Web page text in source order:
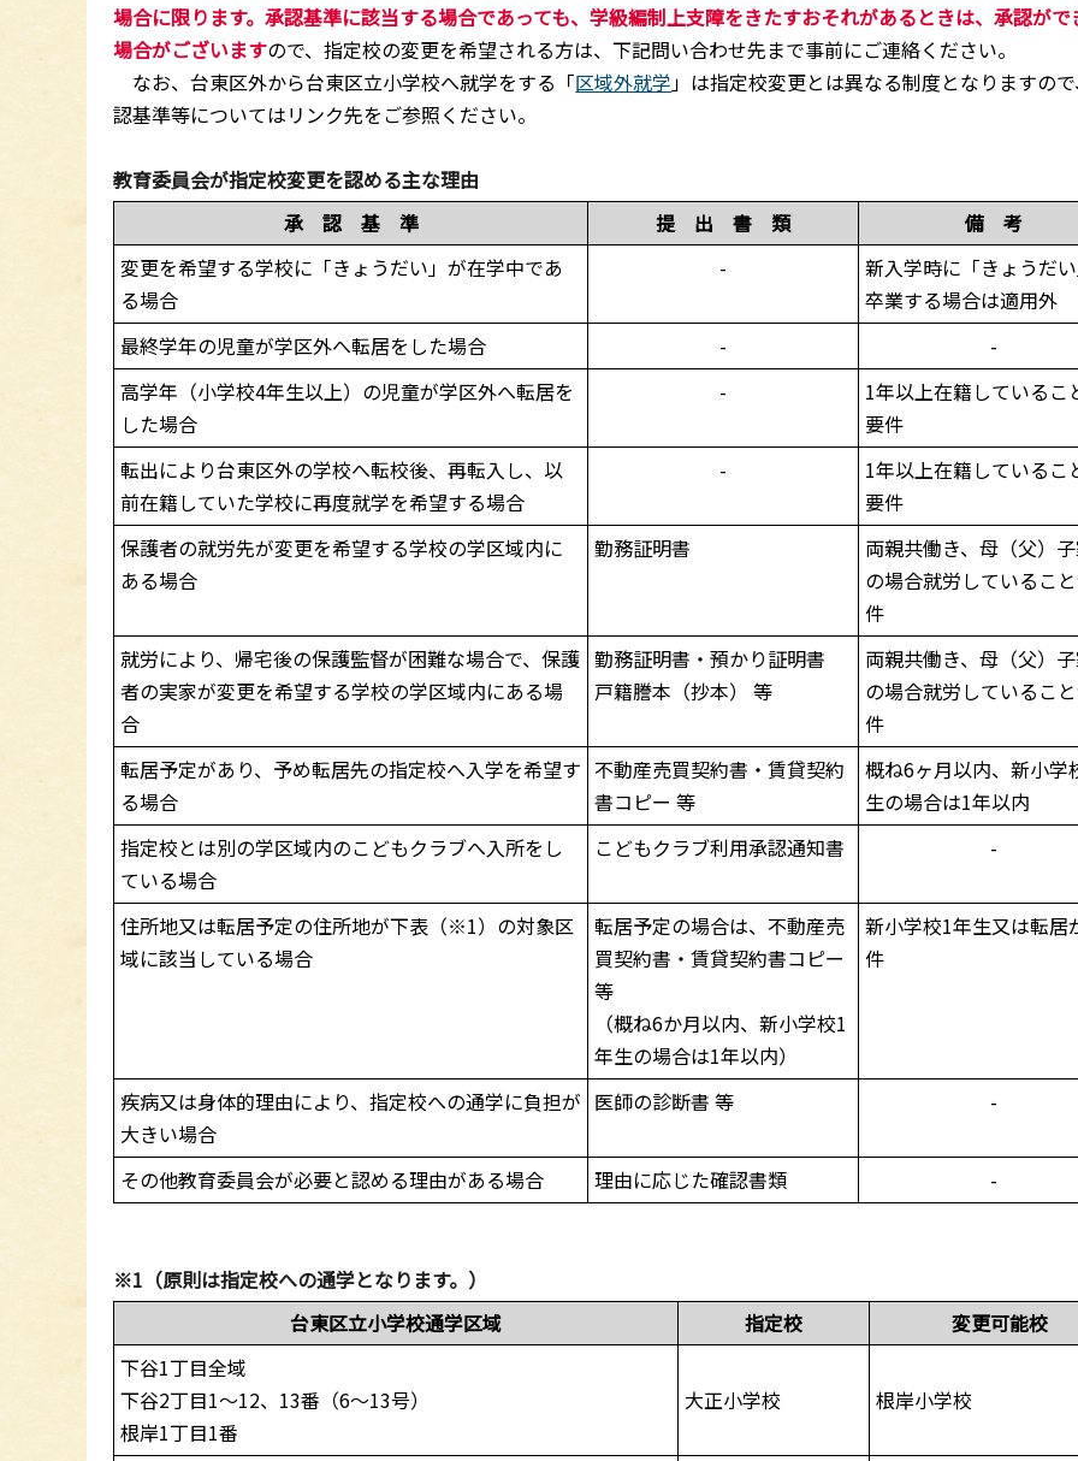
場合に限ります。承認基準に該当する場合であっても、学級編制上支障をきたすおそれがあるときは、承認がで
場合がございますので、指定校の変更を希望される方は、下記問い合わせ先まで事前にご連絡ください。
なお、台東区外から台東区立小学校へ就学をする「区域外就学 」は指定校変更とは異なる制度となりますの
認基準等についてはリンク先をご参照ください。
教育委員会が指定校変更を認める主な理由
承 認 基 準
提 出 書 類
備 考
変更を希望する学校に「きょうだい」が在学中であ
る場合
-
新入学時に「きょうだ
卒業する場合は適用外
最終学年の児童が学区外へ転居をした場合
-
-
高学年（小学校4年生以上）の児童が学区外へ転居を
した場合
-
1年以上在籍しているこ
要件
転出により台東区外の学校へ転校後、再転入し、以
前在籍していた学校に再度就学を希望する場合
-
1年以上在籍しているこ
要件
保護者の就労先が変更を希望する学校の学区域内に
ある場合
勤務証明書
両親共働き、母（父）
の場合就労しているこ
件
就労により、帰宅後の保護監督が困難な場合で、保護
者の実家が変更を希望する学校の学区域内にある場
合
勤務証明書・預かり証明書
戸籍謄本（抄本） 等
両親共働き、母（父）
の場合就労しているこ
件
転居予定があり、予め転居先の指定校へ入学を希望す
る場合
不動産売買契約書・賃貸契約
書コピー 等
概ね6ヶ月以内、新小学
生の場合は1年以内
指定校とは別の学区域内のこどもクラブへ入所をし
ている場合
こどもクラブ利用承認通知書 -
住所地又は転居予定の住所地が下表（※1）の対象区
域に該当している場合
転居予定の場合は、不動産売
買契約書・賃貸契約書コピー
等
（概ね6か月以内、新小学校1
年生の場合は1年以内）
新小学校1年生又は転居
件
疾病又は身体的理由により、指定校への通学に負担が
大きい場合
医師の診断書 等 -
その他教育委員会が必要と認める理由がある場合 理由に応じた確認書類 -
※1（原則は指定校への通学となります。）
台東区立小学校通学区域
指定校
変更可能校
下谷1丁目全域
下谷2丁目1～12、13番（6～13号）
根岸1丁目1番
大正小学校 根岸小学校